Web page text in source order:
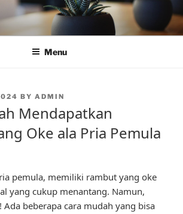
Menu
BY ADMIN
Mendapatkan
Oke ala Pria Pemula
pemula, memiliki rambut yang oke
yang cukup menantang. Namun,
beberapa cara mudah yang bisa